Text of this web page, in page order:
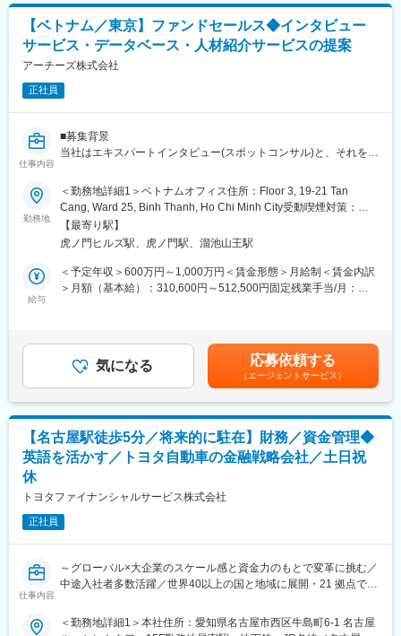
の3つの機能を有する、SMBCグループの中核を担うIT戦略企業で
す。
銀行・カード・リース・証券等をはじめとした業務展開により、
金融サービスに高度かつ新たな付加価値を生み出し、SMBCグル
ープの成長をシステムの側面から支えています。
・新規導入地域の検討・提案・折衝業務
・各地域で進行するプロジェクトの進捗管理
・展開地域におけるmy route活用のアドバイザリー
・地域パートナーからプロダクトへの要求理解と機能改修への要
件出し など
■my routeについて
「すべての人の移動の自由」と「ずっと賑わう街づくり」に貢献
する事をビジョンに掲げ、日本中・ひいては世界中のユーザの移
動を豊かにする事を目指しています。九州広域への採用をはじめ
の増加や事業領域の多様化が進んでいます。
■挑戦を歓迎する環境
制約が少なく、積極的な提案や行動を評価する文化があります。
大きい事業成長に主体的に関わることができます。
社。自動車販売における金融サービス等を提供する金融会社の統
括会社として、経営の一元化による意思決定の迅速化や企画機
能・リスク管理の充実を図ることを目的に、トヨタ自動車財務部
門から分離独立し2000年に誕生。総資産43.7兆円超、世界40以上
の国と地域に展開、国内では傘下にトヨタファイナンス株式会社
を抱えています。
変更の範囲：会社の定める業務
【ベトナム／東京】ファンドセールス◆インタビュー
サービス・データベース・人材紹介サービスの提案
アーチーズ株式会社
正社員
仕事内容
■募集背景
当社はエキスパートインタビュー(スポットコンサル)と、それを構
家・ヘッジファンド・PEファンドに提供しています。シンガポー
ル・香港・東京というアジアの金融ハブを舞台に、グローバルな
投資家との関係を一気に拡大していくフェーズに突入しました。
本ポジションは、投資ファンドに対するインタビューサービス・
データベース・人材紹介サービスの提案・販売を担う戦略セール
スです。CEO直下で、若手でも大きな裁量と責任を持って、日本
国内のクライアントだけでなく、シンガポールや香港などアジア
■業務内容
1. 自社ナレッジプラットフォームの提案・販売
有識者への1時間のスポットインタビュー(エキスパートマッチン
2. ハイクラス・エグゼクティブ人材の採用ニーズ獲得
投資ファンドやその投資先企業から、経営課題や採用ニーズをヒ
求職者のマッチングは社内の人材紹介専門チームが担当するた
ジアの金融ハブへ頻繁に出張し、現地の投資家に対する直接的な
アプローチもミッションとして担っていただきます。
■魅力
勤務地
＜勤務地詳細1＞ベトナムオフィス住所：Floor 3, 19-21 Tan
Cang, Ward 25, Binh Thanh, Ho Chi Minh City受動喫煙対策：屋
内全面禁煙＜勤務地詳細2＞東京オフィス住所：東京都港区虎ノ門
二丁目2番1号 住友不動産虎ノ門タワー16階受動喫煙対策：屋内全
【最寄り駅】
虎ノ門ヒルズ駅、虎ノ門駅、溜池山王駅
給与
＜予定年収＞600万円～1,000万円＜賃金形態＞月給制＜賃金内訳
＞月額（基本給）：310,600円～512,500円固定残業手当/月：
でも目安の金額であり、選考を通じて上下する可能性がありま
す。月給(月額)は固定手当を含めた表記です。
気になる 応募依頼する
（エージェントサービス）
【名古屋駅徒歩5分／将来的に駐在】財務／資金管理◆
英語を活かす／トヨタ自動車の金融戦略会社／土日祝
休
トヨタファイナンシャルサービス株式会社
正社員
仕事内容
～グローバル×大企業のスケール感と資金力のもとで変革に挑む／
中途入社者多数活躍／世界40以上の国と地域に展開・21 拠点で駐
■業務概要
＜勤務地詳細1＞本社住所：愛知県名古屋市西区牛島町6-1 名古屋